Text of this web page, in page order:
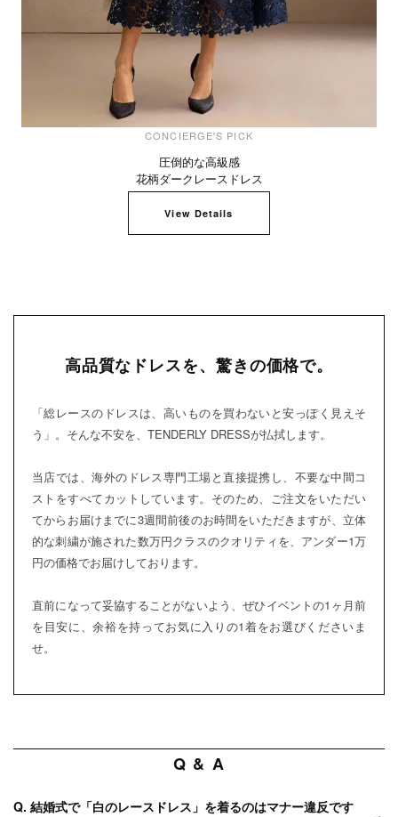
CONCIERGE'S PICK
圧倒的な高級感
花柄ダークレースドレス
View Details
高品質なドレスを、驚きの価格で。
「総レースのドレスは、高いものを買わないと安っぽく見えそ
う」。そんな不安を、TENDERLY DRESSが払拭します。
当店では、海外のドレス専門工場と直接提携し、不要な中間コ
ストをすべてカットしています。そのため、ご注文をいただい
てからお届けまでに3週間前後のお時間をいただきますが、立体
的な刺繍が施された数万円クラスのクオリティを、アンダー1万
円の価格でお届けしております。
直前になって妥協することがないよう、ぜひイベントの1ヶ月前
を目安に、余裕を持ってお気に入りの1着をお選びくださいま
せ。
Q & A
Q. 結婚式で「白のレースドレス」を着るのはマナー違反です